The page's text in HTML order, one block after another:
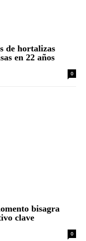
de hortalizas
en 22 años
0
bisagra
clave
0